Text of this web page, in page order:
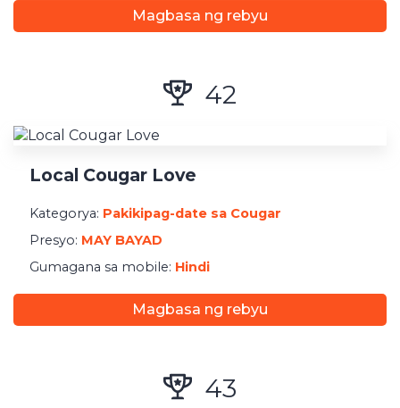
May Android App
Minimal na Bayad
Magbasa ng rebyu
42
Local Cougar Love
Kategorya: Pakikipag-date sa Cougar
Presyo: MAY BAYAD
Gumagana sa mobile: Hindi
Magbasa ng rebyu
43